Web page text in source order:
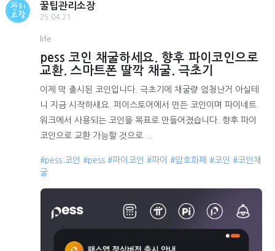
꿀팁관리소장
25.04.21
life
pess 코인 채굴하세요. 향후 파이코인으로
교환. 스마트폰 딸깍 채굴. 극초기
이제 막 출시된 코인입니다. 극초기에 채굴량 엄청난거 아실테
니 지금 시작하새요. 퍼이스토어에서 만든 코인이며 파이네트
워크에서 사용되는 코인을 목표로 만들어졌습니다. 향후 파이
코인으로 교환 가능할 것으로 ...
#pess 코인 #pess #파이코인 #파이 #암호화폐 #코인 #코인채
굴